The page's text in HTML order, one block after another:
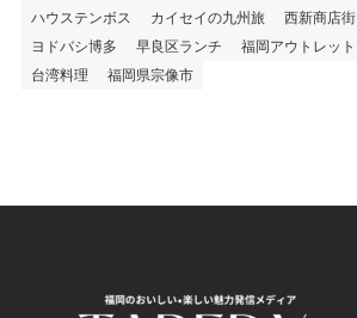
ハウステンボス
カイセイの九州旅 西新商店街
ヨドバシ博多
早良区ランチ 福岡アウトレット
台湾料理
福岡県宗像市